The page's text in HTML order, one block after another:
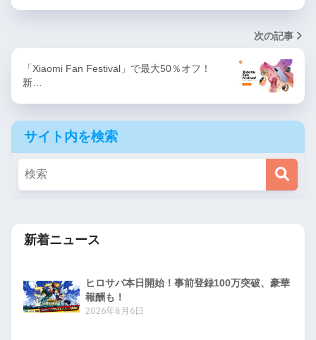
次の記事
「Xiaomi Fan Festival」で最大50％オフ！
新…
サイト内を検索
新着ニュース
ヒロサバ本日開始！事前登録100万突破、豪華
報酬も！
2026年8月6日